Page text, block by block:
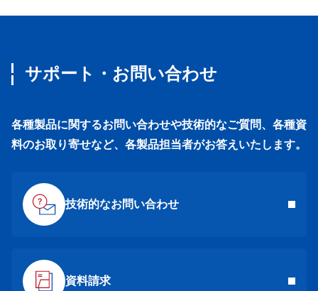
サポート・お問い合わせ
各種製品に関するお問い合わせや技術的なご質問、各種資
料のお取り寄せなど、各製品担当者がお答えいたします。
技術的なお問い合わせ
資料請求